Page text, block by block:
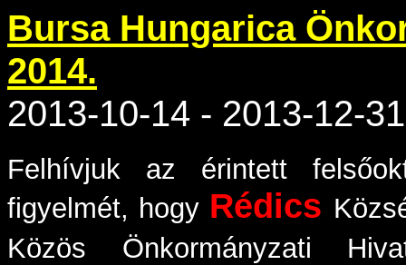
Bursa Hungarica
2014.
2013-10-14 - 2013-12-31
Felhívjuk az érintett
figyelmét, hogy Rédics
Közös Önkormányzati